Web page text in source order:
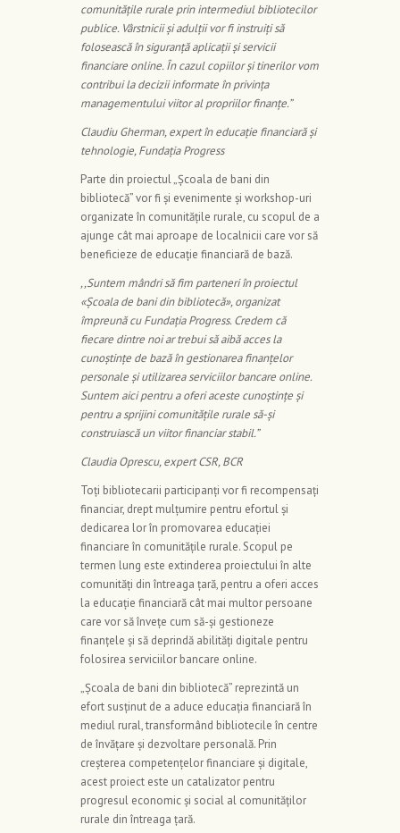
comunitățile rurale prin intermediul bibliotecilor
publice. Vârstnicii și adulții vor fi instruiți să
folosească în siguranță aplicații și servicii
financiare online. În cazul copiilor și tinerilor vom
contribui la decizii informate în privința
managementului viitor al propriilor finanțe.”
Claudiu Gherman, expert în educație financiară și
tehnologie, Fundația Progress
Parte din proiectul „Școala de bani din
bibliotecă” vor fi și evenimente și workshop-uri
organizate în comunitățile rurale, cu scopul de a
ajunge cât mai aproape de localnicii care vor să
beneficieze de educație financiară de bază.
,,Suntem mândri să fim parteneri în proiectul
«Școala de bani din bibliotecă», organizat
împreună cu Fundația Progress. Credem că
fiecare dintre noi ar trebui să aibă acces la
cunoștințe de bază în gestionarea finanțelor
personale și utilizarea serviciilor bancare online.
Suntem aici pentru a oferi aceste cunoștințe și
pentru a sprijini comunitățile rurale să-și
construiască un viitor financiar stabil.”
Claudia Oprescu, expert CSR, BCR
Toți bibliotecarii participanți vor fi recompensați
financiar, drept mulțumire pentru efortul și
dedicarea lor în promovarea educației
financiare în comunitățile rurale. Scopul pe
termen lung este extinderea proiectului în alte
comunități din întreaga țară, pentru a oferi acces
la educație financiară cât mai multor persoane
care vor să învețe cum să-și gestioneze
finanțele și să deprindă abilități digitale pentru
folosirea serviciilor bancare online.
„Școala de bani din bibliotecă” reprezintă un
efort susținut de a aduce educația financiară în
mediul rural, transformând bibliotecile în centre
de învățare și dezvoltare personală. Prin
creșterea competențelor financiare și digitale,
acest proiect este un catalizator pentru
progresul economic și social al comunităților
rurale din întreaga țară.